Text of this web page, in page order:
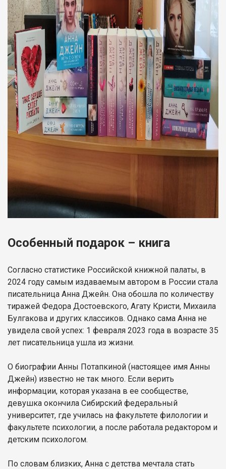
Особенный подарок – книга
Согласно статистике Российской книжной палаты, в
2024 году самым издаваемым автором в России стала
писательница Анна Джейн. Она обошла по количеству
тиражей Федора Достоевского, Агату Кристи, Михаила
Булгакова и других классиков. Однако сама Анна не
увидела свой успех: 1 февраля 2023 года в возрасте 35
лет писательница ушла из жизни.
О биографии Анны Потапкиной (настоящее имя Анны
Джейн) известно не так много. Если верить
информации, которая указана в ее сообществе,
девушка окончила Сибирский федеральный
университет, где училась на факультете филологии и
факультете психологии, а после работала редактором и
детским психологом.
По словам близких, Анна с детства мечтала стать